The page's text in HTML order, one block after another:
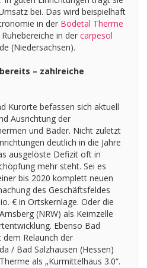
bei. Das wird beispielhaft
in der Bodetal Therme
in der carpesol
(Niedersachsen).
– zahlreiche
Kurorte befassen sich aktuell
Ausrichtung der
und Bäder. Nicht zuletzt
deutlich in die Jahre
ausgelöste Defizit oft in
mehr steht. Sei es
bis 2020 komplett neuen
des Geschäftsfeldes
€ in Ortskernlage. Oder die
(NRW) als Keimzelle
Ebenso Bad
Relaunch der
/ Bad Salzhausen (Hessen)
als „Kurmittelhaus 3.0“.